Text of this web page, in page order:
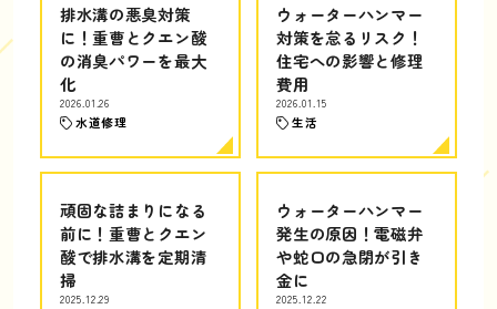
排水溝の悪臭対策
に！重曹とクエン酸
の消臭パワーを最大
化
2026.01.26
水道修理
ウォーターハンマー
対策を怠るリスク！
住宅への影響と修理
費用
2026.01.15
生活
頑固な詰まりになる
前に！重曹とクエン
酸で排水溝を定期清
掃
2025.12.29
ウォーターハンマー
発生の原因！電磁弁
や蛇口の急閉が引き
金に
2025.12.22